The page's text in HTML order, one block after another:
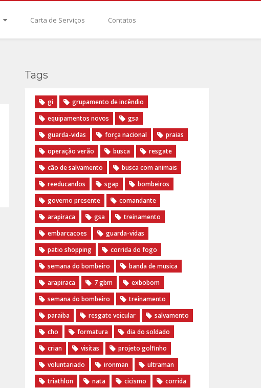
Carta de Serviços Contatos
Tags
gi
grupamento de incêndio
equipamentos novos
gsa
guarda-vidas
força nacional
praias
operação verão
busca
resgate
cão de salvamento
busca com animais
reeducandos
sgap
bombeiros
governo presente
comandante
arapiraca
gsa
treinamento
embarcacoes
guarda-vidas
patio shopping
corrida do fogo
semana do bombeiro
banda de musica
arapiraca
7 gbm
exbobom
semana do bombeiro
treinamento
paraiba
resgate veicular
salvamento
cho
formatura
dia do soldado
crian
visitas
projeto golfinho
voluntariado
ironman
ultraman
triathlon
nata cicismo
corrida